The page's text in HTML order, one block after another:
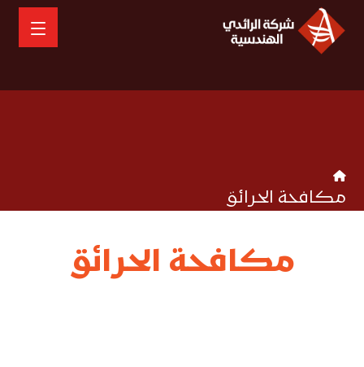
مكافحة الحرائق
مكافحة الحرائق